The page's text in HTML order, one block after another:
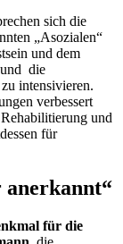
sich die
„Asozialen“
und dem
und die
intensivieren.
verbessert
und
für
anerkannt“
für die